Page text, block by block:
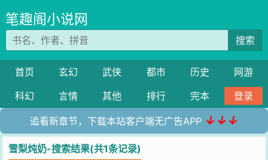
笔趣阁小说网
搜索
首页 玄幻 武侠 都市 历史
网游
科幻
言情 其他 排行 完本 登录
追看新章节，下载本站客户端无广告APP ↓↓↓
雪梨炖奶-搜索结果(共1条记录)